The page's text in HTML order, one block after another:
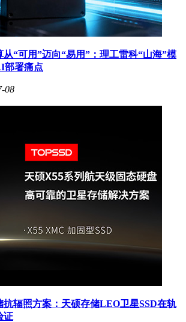
从“可用”迈向“易用”：理工雷科“山海”模
部署痛点
08
抗辐照方案：天硕存储LEO卫星SSD在轨
证